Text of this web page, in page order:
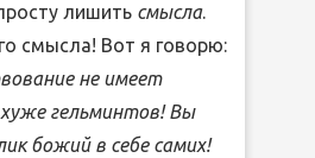
лишить смысла.
смысла! Вот я говорю:
не имеет
гельминтов! Вы
божий в себе самих!